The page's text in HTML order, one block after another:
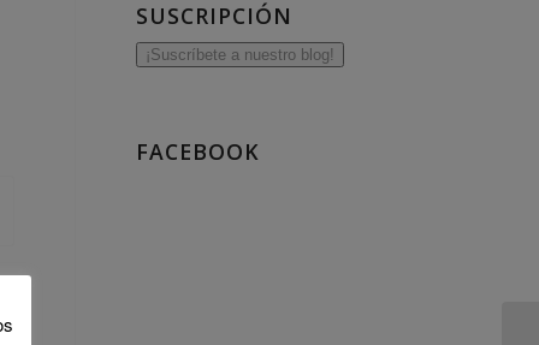
SUSCRIPCIÓN
¡Suscríbete a nuestro blog!
FACEBOOK